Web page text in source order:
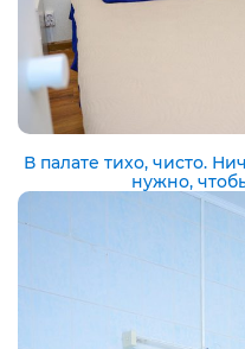
В палате тихо, чисто.
нужно,